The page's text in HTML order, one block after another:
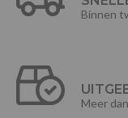
Binnen
Meer